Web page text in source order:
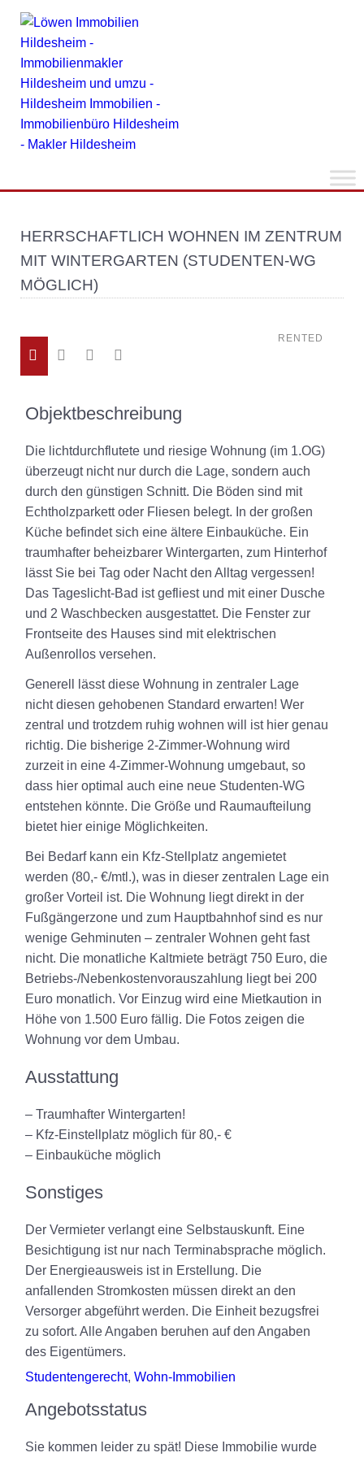
HERRSCHAFTLICH WOHNEN IM ZENTRUM
MIT WINTERGARTEN (STUDENTEN-WG
MÖGLICH)
RENTED
Objektbeschreibung
Die lichtdurchflutete und riesige Wohnung (im 1.OG)
überzeugt nicht nur durch die Lage, sondern auch
durch den günstigen Schnitt. Die Böden sind mit
Echtholzparkett oder Fliesen belegt. In der großen
Küche befindet sich eine ältere Einbauküche. Ein
traumhafter beheizbarer Wintergarten, zum Hinterhof
lässt Sie bei Tag oder Nacht den Alltag vergessen!
Das Tageslicht-Bad ist gefliest und mit einer Dusche
und 2 Waschbecken ausgestattet. Die Fenster zur
Frontseite des Hauses sind mitelektrischen
Außenrollos versehen.
Generell lässt diese Wohnung in zentraler Lage
nicht diesen gehobenen Standard erwarten! Wer
zentral und trotzdem ruhig wohnen will ist hier genau
richtig. Die bisherige 2-Zimmer-Wohnung wird
zurzeit in eine 4-Zimmer-Wohnung umgebaut, so
dass hier optimal auch eine neue Studenten-WG
entstehen könnte. Die Größe und Raumaufteilung
bietet hier einige Möglichkeiten.
Bei Bedarf kann ein Kfz-Stellplatz angemietet
werden (80,- €/mtl.), was in dieser zentralen Lage ein
großer Vorteil ist. Die Wohnung liegt direkt in der
Fußgängerzone und zum Hauptbahnhof sind es nur
wenige Gehminuten – zentraler Wohnen geht fast
nicht. Die monatliche Kaltmiete beträgt 750 Euro, die
Betriebs-/Nebenkostenvorauszahlung liegt bei 200
Euro monatlich. Vor Einzug wird eine Mietkaution in
Höhe von 1.500 Euro fällig. Die Fotos zeigen die
Wohnung vor dem Umbau.
Ausstattung
– Traumhafter Wintergarten!
– Kfz-Einstellplatz möglich für 80,- €
– Einbauküche möglich
Sonstiges
Der Vermieter verlangt eine Selbstauskunft. Eine
Besichtigung ist nur nach Terminabsprache möglich.
Der Energieausweis ist in Erstellung. Die
anfallenden Stromkosten müssen direkt an den
Versorger abgeführt werden. Die Einheit bezugsfrei
zu sofort. Alle Angaben beruhen auf den Angaben
des Eigentümers.
Studentengerecht, Wohn-Immobilien
Angebotsstatus
Sie kommen leider zu spät! Diese Immobilie wurde